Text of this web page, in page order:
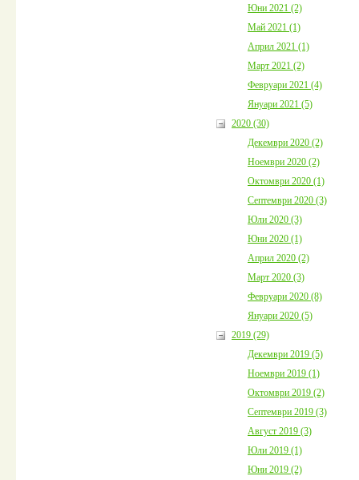
Юни 2021 (2)
Май 2021 (1)
Април 2021 (1)
Март 2021 (2)
Февруари 2021 (4)
Януари 2021 (5)
2020 (30)
Декември 2020 (2)
Ноември 2020 (2)
Октомври 2020 (1)
Септември 2020 (3)
Юли 2020 (3)
Юни 2020 (1)
Април 2020 (2)
Март 2020 (3)
Февруари 2020 (8)
Януари 2020 (5)
2019 (29)
Декември 2019 (5)
Ноември 2019 (1)
Октомври 2019 (2)
Септември 2019 (3)
Август 2019 (3)
Юли 2019 (1)
Юни 2019 (2)